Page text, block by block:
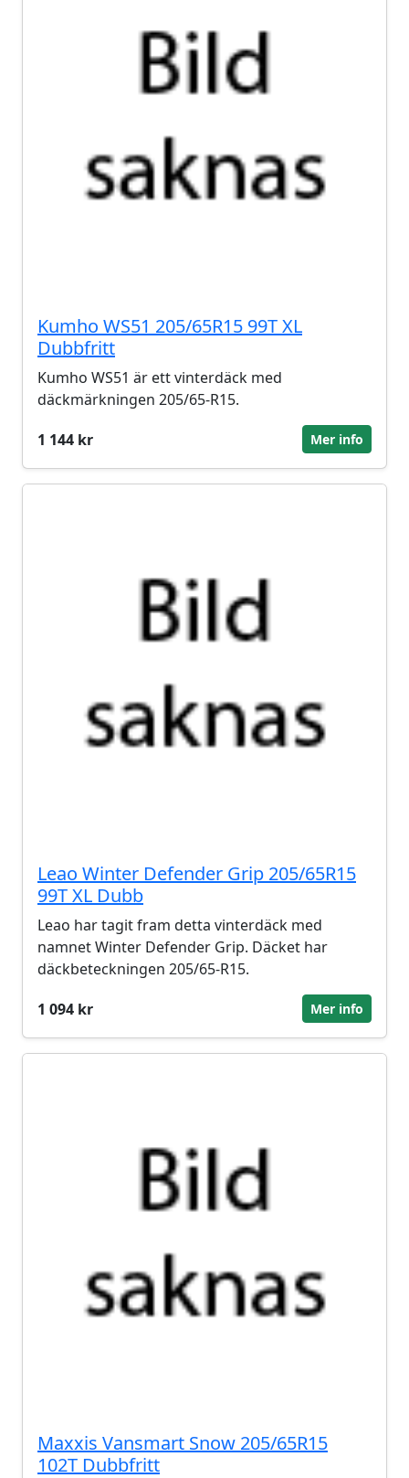
Kumho WS51 205/65R15 99T XL
Dubbfritt
Kumho WS51 är ett vinterdäck med
däckmärkningen 205/65-R15.
1 144 kr
Mer info
Leao Winter Defender Grip 205/65R15
99T XL Dubb
Leao har tagit fram detta vinterdäck med
namnet Winter Defender Grip. Däcket har
däckbeteckningen 205/65-R15.
1 094 kr
Mer info
Maxxis Vansmart Snow 205/65R15
102T Dubbfritt